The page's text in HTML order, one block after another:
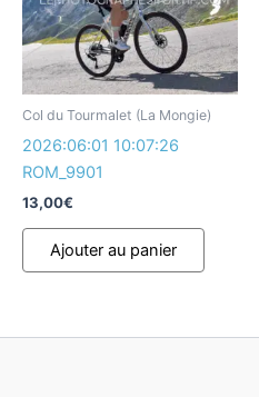
Col du Tourmalet (La Mongie)
2026:06:01 10:07:26
ROM_9901
13,00€
Ajouter au panier